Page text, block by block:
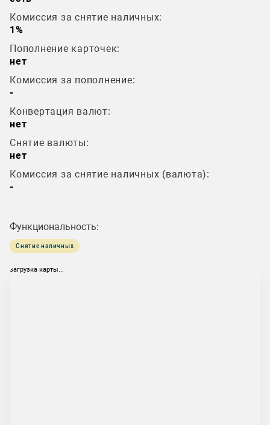
Комиссия за снятие наличных:
1%
Пополнение карточек:
нет
Комиссия за пополнение:
-
Конвертация валют:
нет
Снятие валюты:
нет
Комиссия за снятие наличных (валюта):
-
Функциональность:
Снятие наличных
загрузка карты...